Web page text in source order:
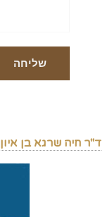
ד"ר חיה שרגא בן איון